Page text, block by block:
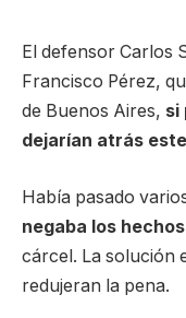
El defensor Carlos
Francisco Pérez,
de Buenos Aires, si
dejarían atrás
Había pasado
negaba los hechos
cárcel. La solución
redujeran la pena.